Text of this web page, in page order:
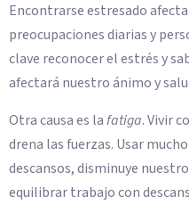
Encontrarse estresado
preocupaciones diarias y
clave reconocer el estrés y
afectará nuestro ánimo y
Otra causa es lafatiga. Vivir
drena las fuerzas. Usar
descansos, disminuye
equilibrar trabajo con